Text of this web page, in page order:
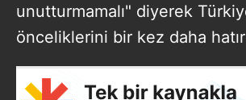
unutturmamalı" diyerek
önceliklerini bir kez daha